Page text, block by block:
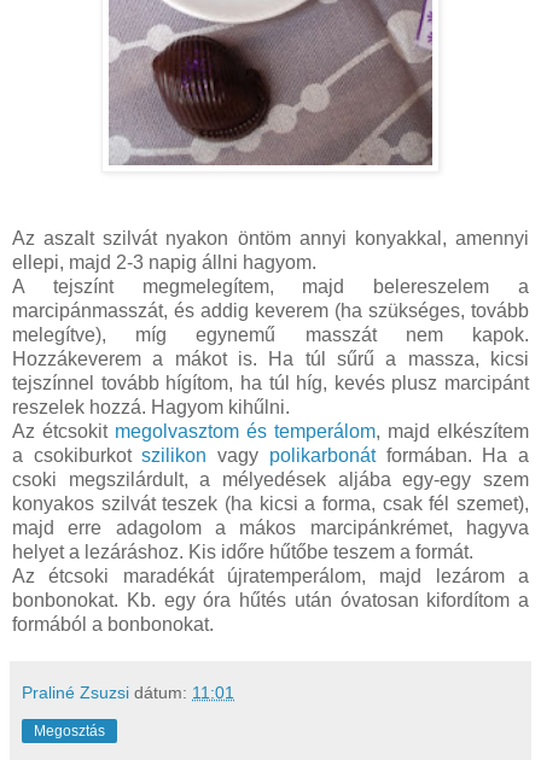
Az aszalt szilvát nyakon öntöm annyi konyakkal, amennyi
ellepi, majd 2-3 napig állni hagyom.
A tejszínt megmelegítem, majd belereszelem a
marcipánmasszát, és addig keverem (ha szükséges, tovább
melegítve), míg egynemű masszát nem kapok.
Hozzákeverem a mákot is. Ha túl sűrű a massza, kicsi
tejszínnel tovább hígítom, ha túl híg, kevés plusz marcipánt
reszelek hozzá. Hagyom kihűlni.
Az étcsokit megolvasztom és temperálom, majd elkészítem
a csokiburkotszilikon vagy polikarbonátformában. Ha a
csoki megszilárdult, a mélyedések aljába egy-egy szem
konyakos szilvát teszek (ha kicsi a forma, csak fél szemet),
majd erre adagolom a mákos marcipánkrémet, hagyva
helyet a lezáráshoz. Kis időre hűtőbe teszem a formát.
Az étcsoki maradékát újratemperálom, majd lezárom a
bonbonokat. Kb. egy óra hűtés után óvatosan kifordítom a
formából a bonbonokat.
Praliné Zsuzsi dátum: 11:01
Megosztás